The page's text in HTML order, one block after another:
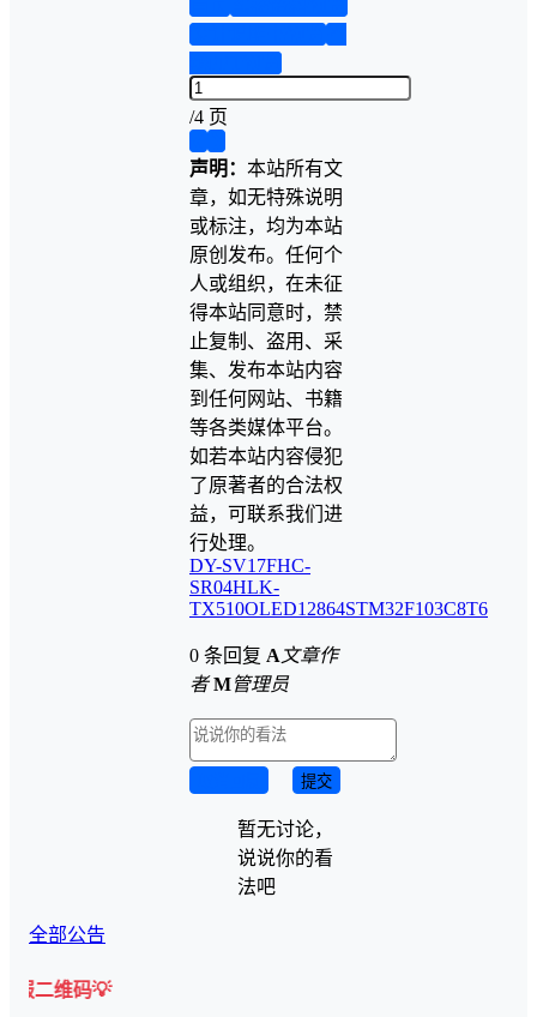
/4 页
声明： 本站所有文
章，如无特殊说明
或标注，均为本站
原创发布。任何个
人或组织，在未征
得本站同意时，禁
止复制、盗用、采
集、发布本站内容
到任何网站、书籍
等各类媒体平台。
如若本站内容侵犯
了原著者的合法权
益，可联系我们进
行处理。
DY-SV17FHC-
SR04HLK-
TX510OLED12864STM32F103C8T6
0 条回复 A 文章作
者 M管理员
提交
暂无讨论，
说说你的看
法吧
全部公告